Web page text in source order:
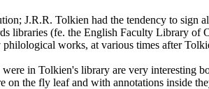
J.R.R. Tolkien had the tendency to sign
libraries (fe. the English Faculty Library of
works, at various times after
in Tolkien's library are very interesting
on the fly leaf and with annotations inside